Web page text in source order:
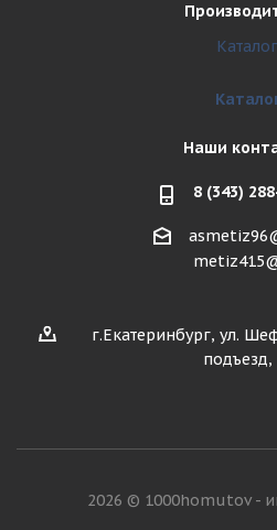
Каталог
Наши
8 (343)
г.Екатеринбург, ул.
подъезд,
2026 © 1000homutov -